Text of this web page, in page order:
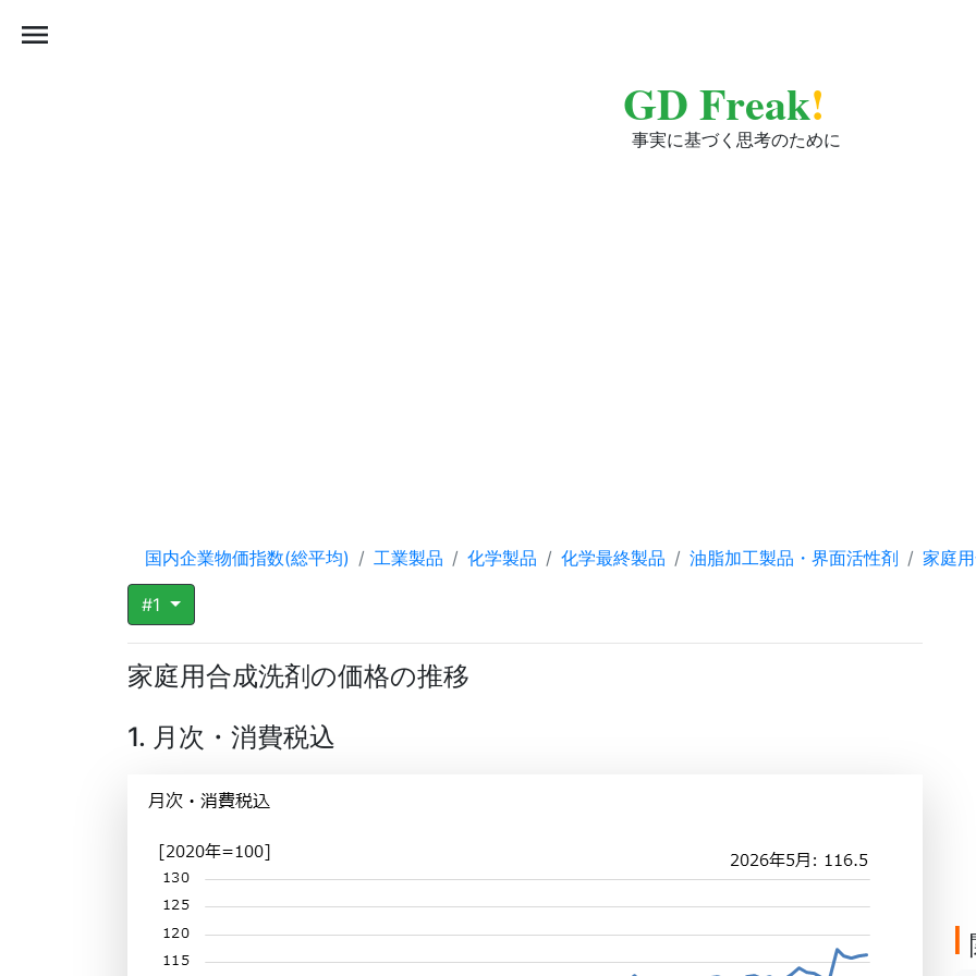
GD Freak!
事実に基づく思考のために
menu
国内企業物価指数(総平均) 工業製品 化学製品 化学最終製品 油脂加工製品・界面活性剤 家庭
#1
家庭用合成洗剤の価格の推移
1. 月次・消費税込